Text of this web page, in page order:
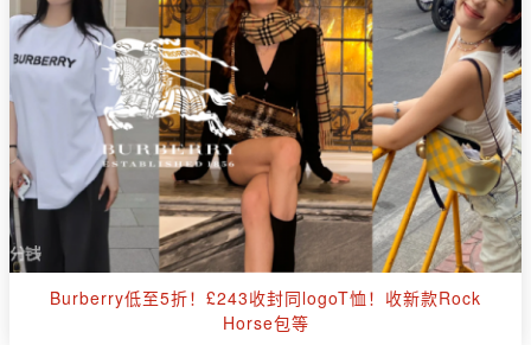
Burberry低至5折！£243收封同logoT恤！收新款Rock
Horse包等